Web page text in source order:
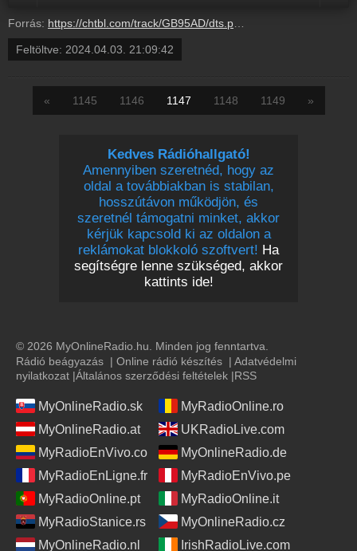
Forrás: https://chtbl.com/track/GB95AD/dts.podtrac.com/redirect.mp3/infostart.hu/audio/N2404/N240403.mp3
Feltöltve: 2024.04.03. 21:09:42
« 1145 1146 1147 1148 1149 »
Kedves Rádióhallgató!
Amennyiben szeretnéd, hogy az
oldal a továbbiakban is stabilan,
hosszútávon működjön, és
szeretnél támogatni minket, akkor
kérjük kapcsold ki az oldalon a
reklámokat blokkoló szoftvert! Ha
segítségre lenne szükséged, akkor
kattints ide!
© 2026 MyOnlineRadio.hu. Minden jog fenntartva.
Rádió beágyazás | Online rádió készítés | Adatvédelmi
nyilatkozat |Általános szerződési feltételek |RSS
MyOnlineRadio.sk
MyRadioOnline.ro
MyOnlineRadio.at
UKRadioLive.com
MyRadioEnVivo.co
MyOnlineRadio.de
MyRadioEnLigne.fr
MyRadioEnVivo.pe
MyRadioOnline.pt
MyRadioOnline.it
MyRadioStanice.rs
MyOnlineRadio.cz
MyOnlineRadio.nl
IrishRadioLive.com